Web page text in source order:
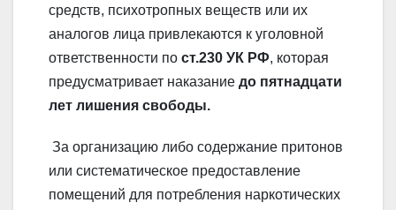
средств, психотропных веществ или их
аналогов лица привлекаются к уголовной
ответственности по ст.230 УК РФ, которая
предусматривает наказание до пятнадцати
лет лишения свободы.
За организацию либо содержание притонов
или систематическое предоставление
помещений для потребления наркотических